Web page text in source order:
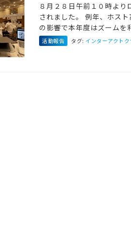
８月２８日午前１０時よ
されました。 例年、ホス
の影響で本年度はズーム
活動報告 タグ: インターアクト